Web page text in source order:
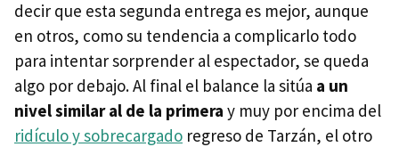
decir que esta segunda entrega es mejor, aunque
en otros, como su tendencia a complicarlo todo
para intentar sorprender al espectador, se queda
algo por debajo. Al final el balance la sitúa a un
nivel similar al de la primera y muy por encima del
ridículo y sobrecargado regreso de Tarzán, el otro